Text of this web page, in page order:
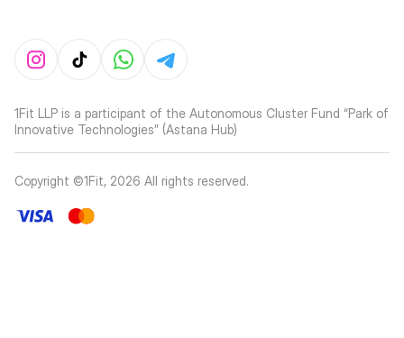
1Fit LLP is a participant of the Autonomous Cluster Fund “Park of
Innovative Technologies” (Astana Hub)
Copyright ©1Fit, 2026 All rights reserved.